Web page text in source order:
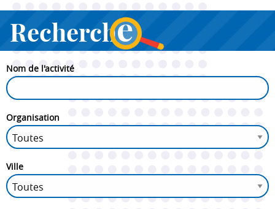
Recherche
Nom de l'activité
Organisation
Ville